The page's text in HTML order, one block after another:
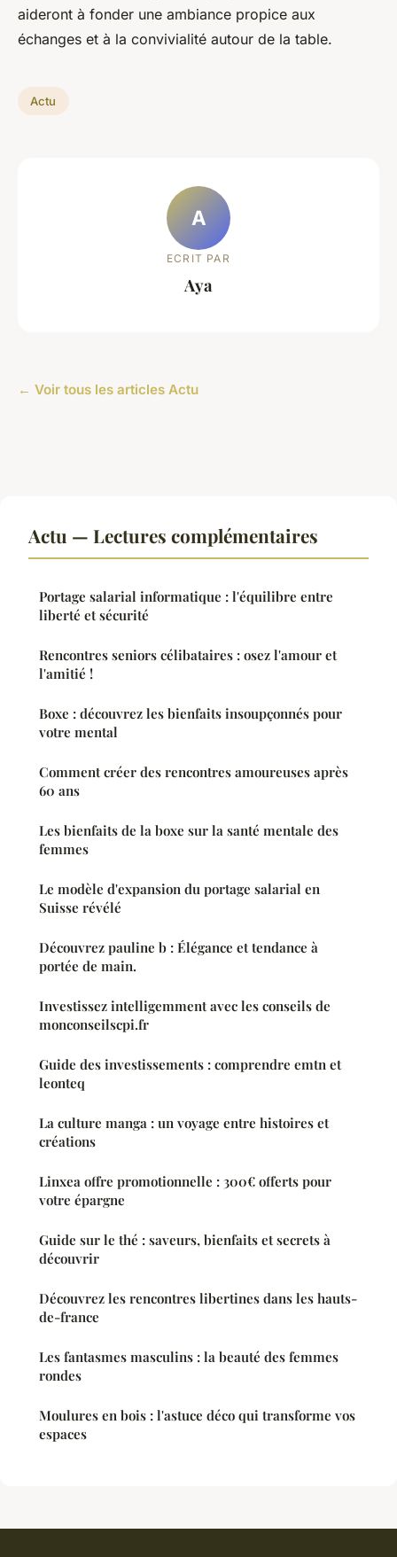
aideront à fonder une ambiance propice aux
échanges et à la convivialité autour de la table.
Actu
A
ECRIT PAR
Aya
← Voir tous les articles Actu
Actu — Lectures complémentaires
Portage salarial informatique : l'équilibre entre
liberté et sécurité
Rencontres seniors célibataires : osez l'amour et
l'amitié !
Boxe : découvrez les bienfaits insoupçonnés pour
votre mental
Comment créer des rencontres amoureuses après
60 ans
Les bienfaits de la boxe sur la santé mentale des
femmes
Le modèle d'expansion du portage salarial en
Suisse révélé
Découvrez pauline b : Élégance et tendance à
portée de main.
Investissez intelligemment avec les conseils de
monconseilscpi.fr
Guide des investissements : comprendre emtn et
leonteq
La culture manga : un voyage entre histoires et
créations
Linxea offre promotionnelle : 300€ offerts pour
votre épargne
Guide sur le thé : saveurs, bienfaits et secrets à
découvrir
Découvrez les rencontres libertines dans les hauts-
de-france
Les fantasmes masculins : la beauté des femmes
rondes
Moulures en bois : l'astuce déco qui transforme vos
espaces